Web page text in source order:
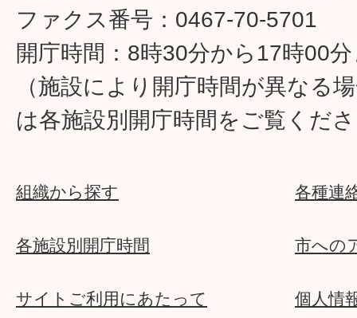
ファクス番号：0467-70-5701
開庁時間：8時30分から17時00
（施設により開庁時間が異なる
は各施設別開庁時間をご覧くだ
組織から探す 各種連
各施設別開庁時間 市への
サイトご利用にあたって 個人情